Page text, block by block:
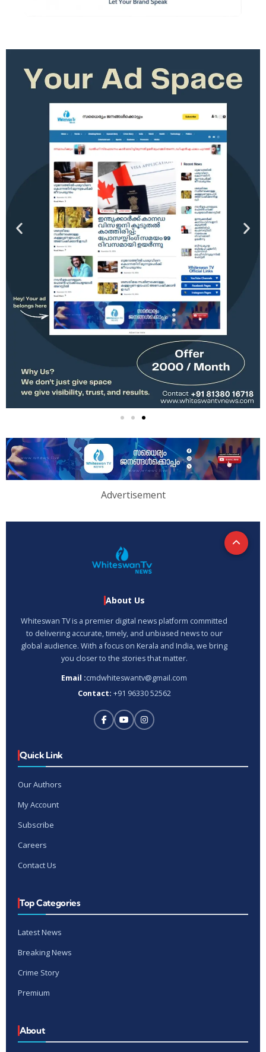
Advertisement
About Us
Whiteswan TV is a premier digital news platform committed
to delivering accurate, timely, and unbiased news to our
global audience. With a focus on Kerala and India, we bring
you closer to the stories that matter.
Email :cmdwhiteswantv@gmail.com
Contact: +91 96330 52562
Quick Link
Our Authors
My Account
Subscribe
Careers
Contact Us
Top Categories
Latest News
Breaking News
Crime Story
Premium
About